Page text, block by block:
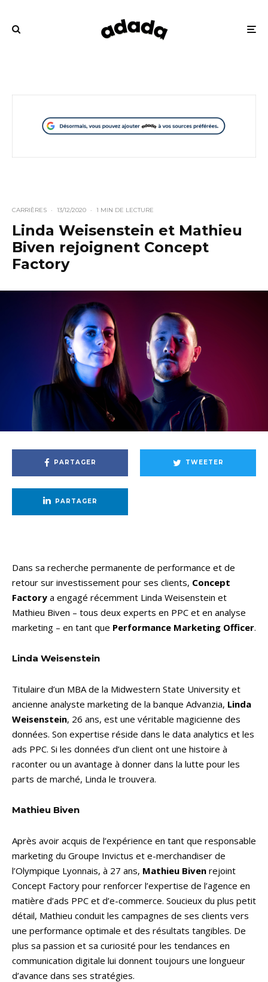
CARRIÈRES · 13/12/2020 · 1 MIN DE LECTURE
Linda Weisenstein et Mathieu
Biven rejoignent Concept
Factory
PARTAGER TWEETER
PARTAGER
Dans sa recherche permanente de performance et de
retour sur investissement pour ses clients, Concept
Factory a engagé récemment Linda Weisenstein et
Mathieu Biven – tous deux experts en PPC et en analyse
marketing – en tant que Performance Marketing Officer.
Linda Weisenstein
Titulaire d’un MBA de la Midwestern State University et
ancienne analyste marketing de la banque Advanzia, Linda
Weisenstein, 26 ans, est une véritable magicienne des
données. Son expertise réside dans le data analytics et les
ads PPC. Si les données d’un client ont une histoire à
raconter ou un avantage à donner dans la lutte pour les
parts de marché, Linda le trouvera.
Mathieu Biven
Après avoir acquis de l’expérience en tant que responsable
marketing du Groupe Invictus et e-merchandiser de
l’Olympique Lyonnais, à 27 ans, Mathieu Biven rejoint
Concept Factory pour renforcer l’expertise de l’agence en
matière d’ads PPC et d’e-commerce. Soucieux du plus petit
détail, Mathieu conduit les campagnes de ses clients vers
une performance optimale et des résultats tangibles. De
plus sa passion et sa curiosité pour les tendances en
communication digitale lui donnent toujours une longueur
d’avance dans ses stratégies.